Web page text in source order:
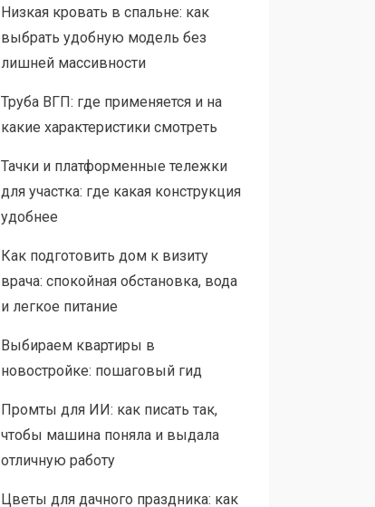
Низкая кровать в спальне: как
выбрать удобную модель без
лишней массивности
Труба ВГП: где применяется и на
какие характеристики смотреть
Тачки и платформенные тележки
для участка: где какая конструкция
удобнее
Как подготовить дом к визиту
врача: спокойная обстановка, вода
и легкое питание
Выбираем квартиры в
новостройке: пошаговый гид
Промты для ИИ: как писать так,
чтобы машина поняла и выдала
отличную работу
Цветы для дачного праздника: как